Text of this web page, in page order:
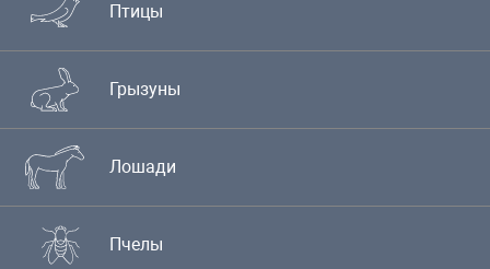
Птицы
Грызуны
Лошади
Пчелы